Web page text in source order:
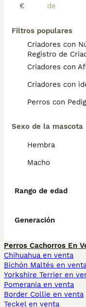
€
Filtros populares
Criadores con
Registro de
Criadores con
Criadores con
Perros con
Sexo de la mascota
Hembra
Macho
Rango de edad
Generación
Perros Cachorros En
Chihuahua en venta
Bichón Maltés en
Yorkshire Terrier en
Pomerania en venta
Border Collie en venta
Teckel en venta